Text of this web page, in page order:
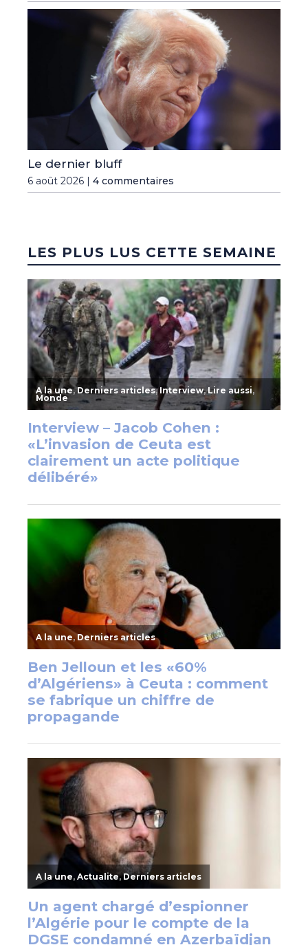
Le dernier bluff
6 août 2026 | 4 commentaires
LES PLUS LUS CETTE SEMAINE